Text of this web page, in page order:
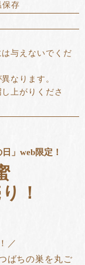
保存
は与えないでくだ
なります。
上がりくださ
」web限定！
！
／
ばちの巣を丸ご